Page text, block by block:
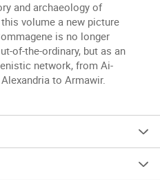
and archaeology of
volume a new picture
is no longer
of-the-ordinary, but as an
network, from Ai-
to Armawir.